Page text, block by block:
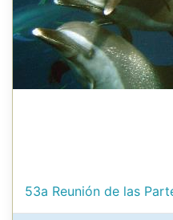
53a Reunión de las